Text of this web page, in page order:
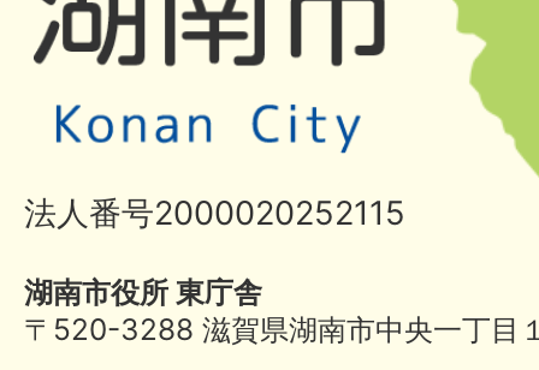
法人番号2000020252115
湖南市役所 東庁舎
〒520-3288 滋賀県湖南市中央一丁目